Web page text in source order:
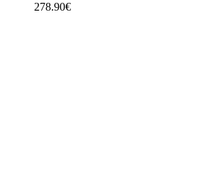
278.90€